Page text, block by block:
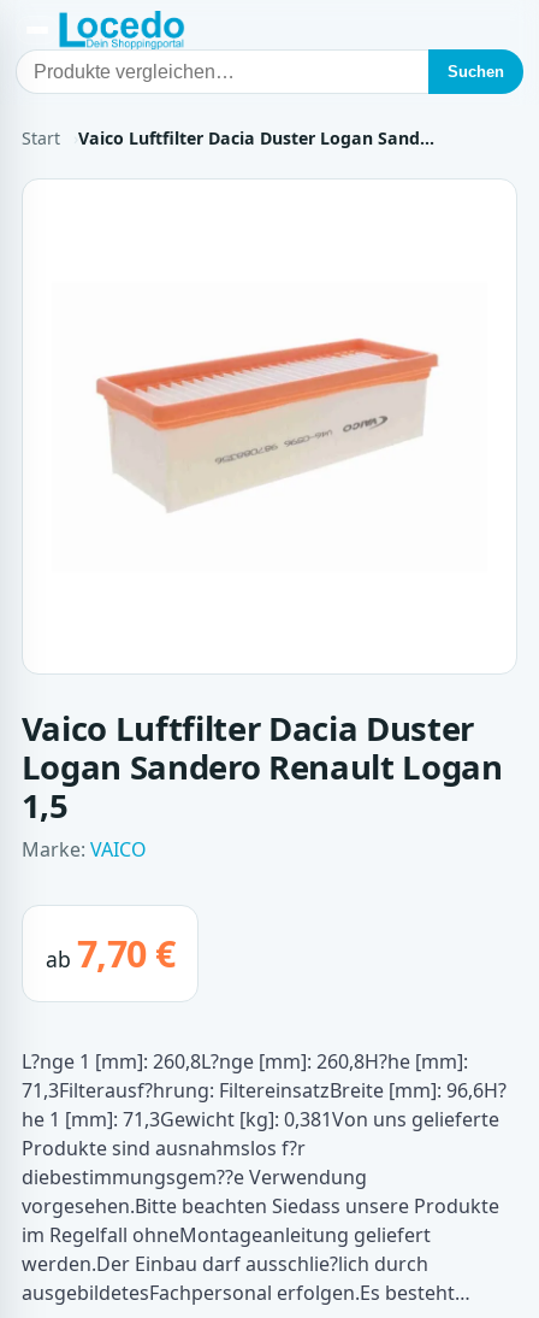
Suchen
Start Vaico Luftfilter Dacia Duster Logan Sand…
Vaico Luftfilter Dacia Duster
Logan Sandero Renault Logan
1,5
Marke: VAICO
ab 7,70 €
L?nge 1 [mm]: 260,8L?nge [mm]: 260,8H?he [mm]:
71,3Filterausf?hrung: FiltereinsatzBreite [mm]: 96,6H?
he 1 [mm]: 71,3Gewicht [kg]: 0,381Von uns gelieferte
Produkte sind ausnahmslos f?r
diebestimmungsgem??e Verwendung
vorgesehen.Bitte beachten Siedass unsere Produkte
im Regelfall ohneMontageanleitung geliefert
werden.Der Einbau darf ausschlie?lich durch
ausgebildetesFachpersonal erfolgen.Es besteht…